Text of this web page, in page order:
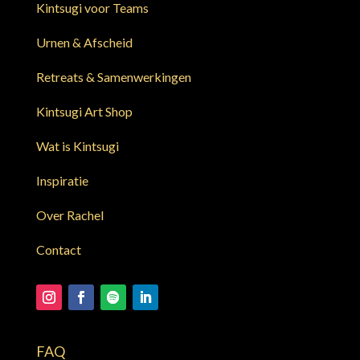
Kintsugi voor Teams
Urnen & Afscheid
Retreats & Samenwerkingen
Kintsugi Art Shop
Wat is Kintsugi
Inspiratie
Over Rachel
Contact
FAQ